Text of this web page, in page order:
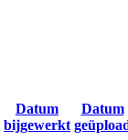
Datum
bijgewerkt
Datum